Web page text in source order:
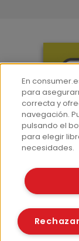
En
para
correcta y
navegación.
pulsando el
para elegir
necesidades.